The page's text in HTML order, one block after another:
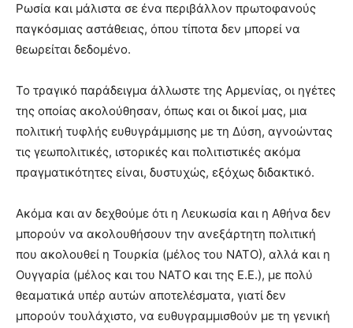
Ρωσία και μάλιστα σε ένα περιβάλλον πρωτοφανούς
παγκόσμιας αστάθειας, όπου τίποτα δεν μπορεί να
θεωρείται δεδομένο.
Το τραγικό παράδειγμα άλλωστε της Αρμενίας, οι ηγέτες
της οποίας ακολούθησαν, όπως και οι δικοί μας, μια
πολιτική τυφλής ευθυγράμμισης με τη Δύση, αγνοώντας
τις γεωπολιτικές, ιστορικές και πολιτιστικές ακόμα
πραγματικότητες είναι, δυστυχώς, εξόχως διδακτικό.
Ακόμα και αν δεχθούμε ότι η Λευκωσία και η Αθήνα δεν
μπορούν να ακολουθήσουν την ανεξάρτητη πολιτική
που ακολουθεί η Τουρκία (μέλος του ΝΑΤΟ), αλλά και η
Ουγγαρία (μέλος και του ΝΑΤΟ και της Ε.Ε.), με πολύ
θεαματικά υπέρ αυτών αποτελέσματα, γιατί δεν
μπορούν τουλάχιστο, να ευθυγραμμισθούν με τη γενική